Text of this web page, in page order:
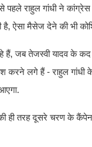
पहले राहुल गांधी ने
है, ऐसा मैसेज देने की भी
हैं, जब तेजस्वी यादव के
लगे हैं - राहुल गांधी
की ही तरह दूसरे चरण के